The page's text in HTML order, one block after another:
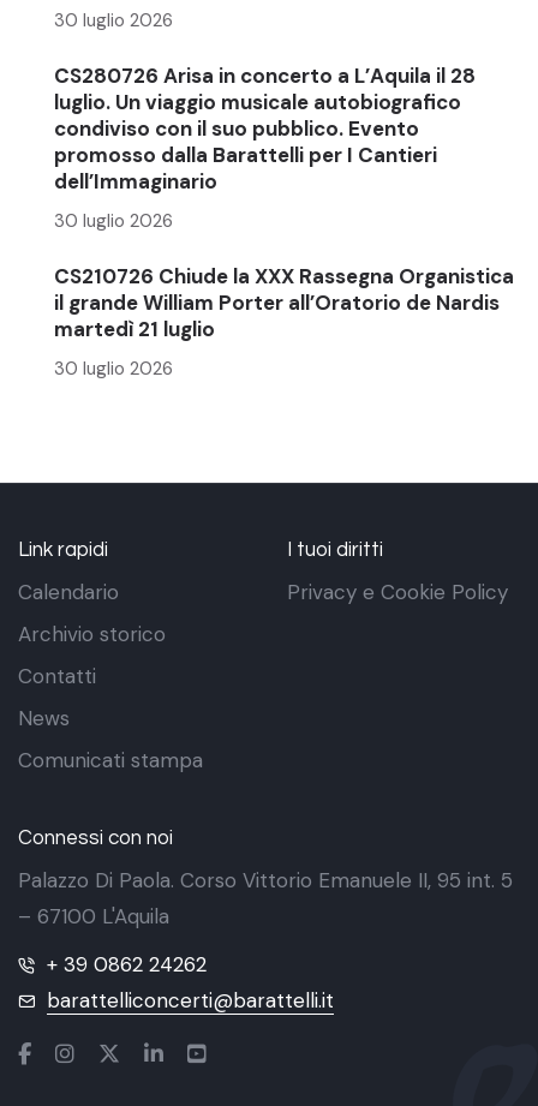
30 luglio 2026
CS280726 Arisa in concerto a L’Aquila il 28
luglio. Un viaggio musicale autobiografico
condiviso con il suo pubblico. Evento
promosso dalla Barattelli per I Cantieri
dell’Immaginario
30 luglio 2026
CS210726 Chiude la XXX Rassegna Organistica
il grande William Porter all’Oratorio de Nardis
martedì 21 luglio
30 luglio 2026
Link rapidi
Calendario
Archivio storico
Contatti
News
Comunicati stampa
I tuoi diritti
Privacy e Cookie Policy
Connessi con noi
Palazzo Di Paola. Corso Vittorio Emanuele II, 95 int. 5
– 67100 L'Aquila
+ 39 0862 24262
barattelliconcerti@barattelli.it